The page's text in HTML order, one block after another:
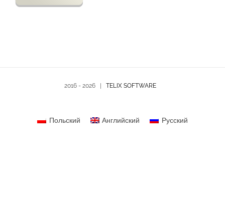
2016 - 2026 | TELIX SOFTWARE
Польский Английский Русский